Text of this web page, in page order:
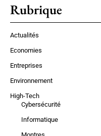
Rubrique
Actualités
Economies
Entreprises
Environnement
High-Tech
Cybersécurité
Informatique